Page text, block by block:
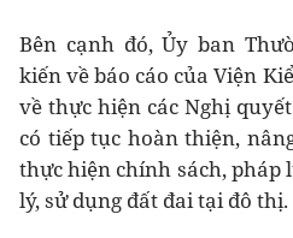
Bên cạnh đó, Ủy ban
kiến về báo cáo của Viện
về thực hiện các Nghị
có tiếp tục hoàn thiện,
thực hiện chính sách, pháp
lý, sử dụng đất đai tại đô thị.